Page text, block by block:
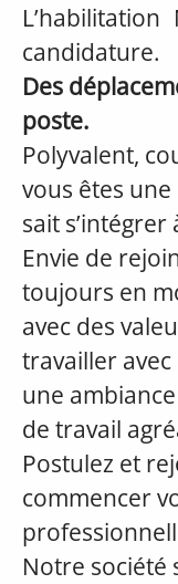
candidature.
Des
poste.
Polyvalent,
vous êtes
sait
Envie de
toujours en
avec des
travailler
une
de travail
Postulez et
commencer
Notre société